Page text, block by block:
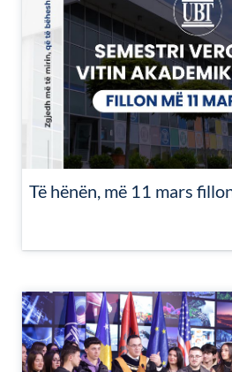
Të hënën, më 11 mars